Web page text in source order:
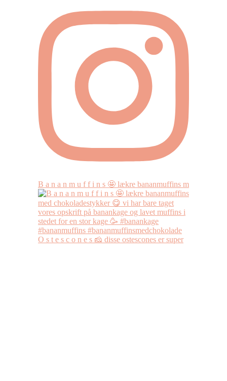
B a n a n m u f f i n s 🤩 lækre bananmuffins m
O s t e s c o n e s 🧀 disse ostescones er super